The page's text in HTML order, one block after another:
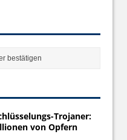
Trojaner:
von Opfern